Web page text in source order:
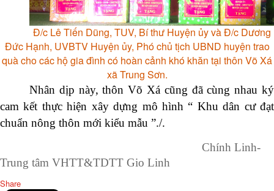
Đ/c Lê Tiến Dũng, TUV, Bí thư Huyện ủy và Đ/c Dương
Đức Hạnh, UVBTV Huyện ủy, Phó chủ tịch UBND huyện trao
quà cho các hộ gia đình có hoàn cảnh khó khăn tại thôn Võ Xá
xã Trung Sơn.
Nhân dịp này, thôn Võ Xá cũng đã cùng nhau ký
cam kết thực hiện xây dựng mô hình “ Khu dân cư đạt
chuẩn nông thôn mới kiểu mẫu ”./.
Chính Linh-
Trung tâm VHTT&TDTT Gio Linh
Share